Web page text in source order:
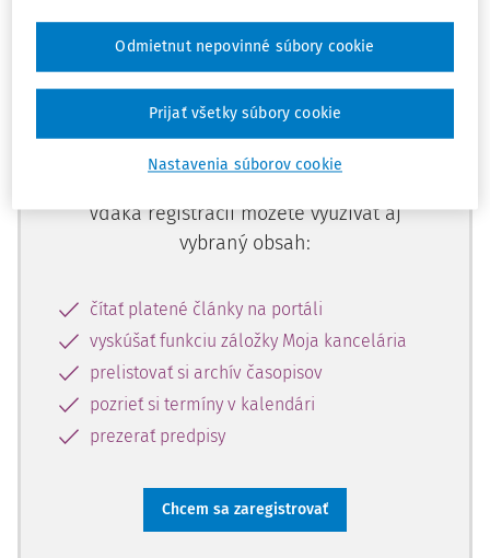
Zaregistrujte sa a aktivujte si 10-
dňový skúšobný prístup zdarma
Vďaka registrácii môžete využívať aj
vybraný obsah:
čítať platené články na portáli
vyskúšať funkciu záložky Moja kancelária
prelistovať si archív časopisov
pozrieť si termíny v kalendári
prezerať predpisy
Chcem sa zaregistrovať
Nastavenia súborov cookie
Odmietnut nepovinné súbory cookie
Prijať všetky súbory cookie